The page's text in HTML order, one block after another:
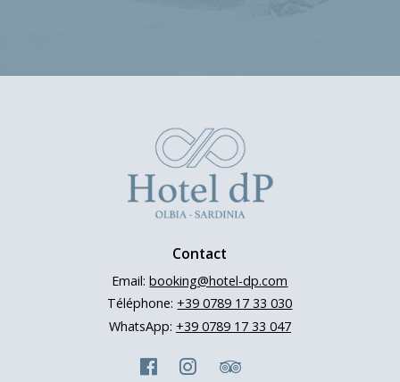
Contact
Email:booking@hotel-dp.com
Téléphone: +39 0789 17 33 030
WhatsApp: +39 0789 17 33 047